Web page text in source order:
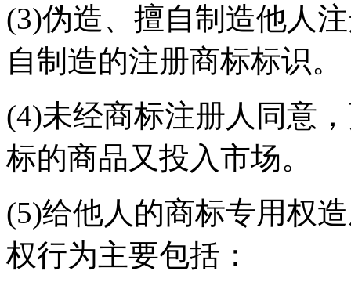
(3)伪造、擅自制造他人
自制造的注册商标标
(4)未经商标注册人同意
标的商品又投入市场。
(5)给他人的商标专用权
权行为主要包括：